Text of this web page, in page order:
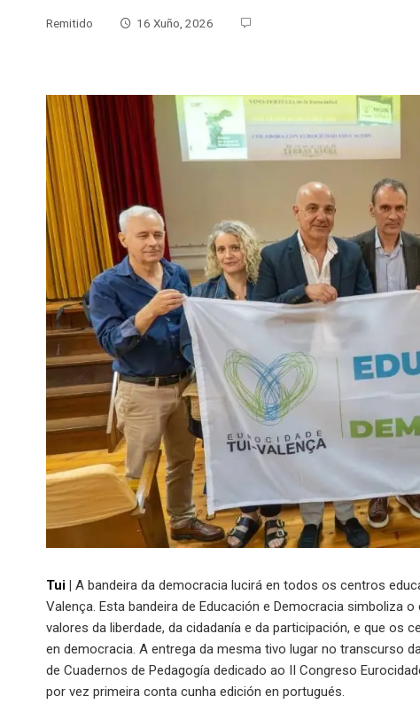
Remitido 16 Xuño, 2026
Tui
A bandeira da democracia lucirá en todos os centros
Valença. Esta bandeira de Educación e Democracia
valores da liberdade, da cidadanía e da participación, e que os
en democracia. A entrega da mesma tivo lugar no transcurso
de Cuadernos de Pedagogía dedicado ao II Congreso
por vez primeira conta cunha edición en portugués.